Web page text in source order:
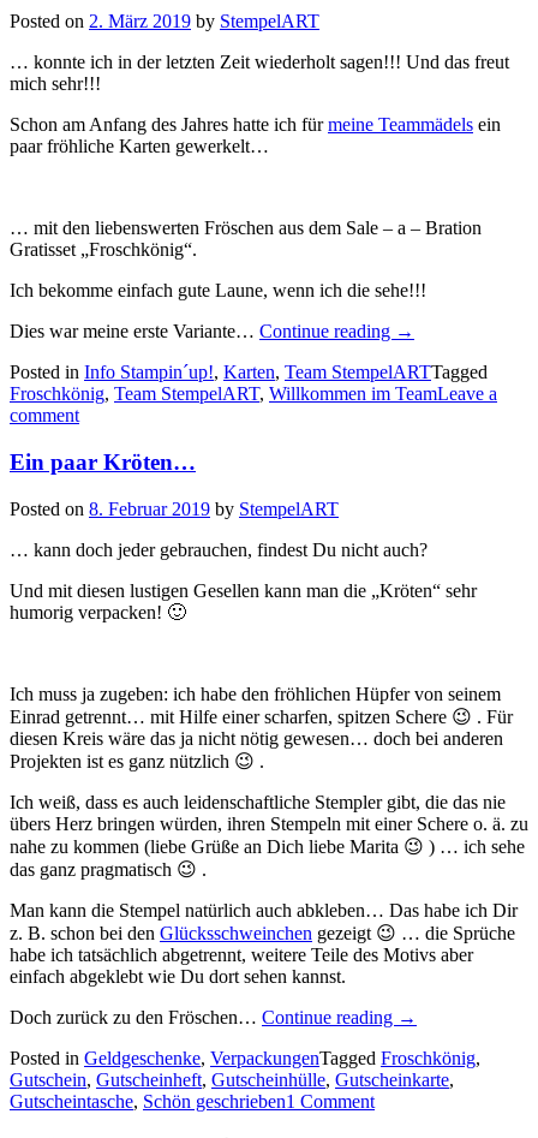
Posted on 2. März 2019 by StempelART
… konnte ich in der letzten Zeit wiederholt sagen!!! Und das freut
mich sehr!!!
Schon am Anfang des Jahres hatte ich fürmeine Teammädels ein
paar fröhliche Karten gewerkelt…
… mit den liebenswerten Fröschen aus dem Sale – a – Bration
Gratisset „Froschkönig“.
Ich bekomme einfach gute Laune, wenn ich die sehe!!!
Dies war meine erste Variante… Continue reading „Willkommen
Team!!!…“
→
Posted in Info Stampin´up!, Karten, Team StempelARTTagged
Froschkönig, Team StempelART, Willkommen im TeamLeave a
comment
Ein paar Kröten…
Posted on 8. Februar 2019 by StempelART
… kann doch jeder gebrauchen, findest Du nicht auch?
Und mit diesen lustigen Gesellen kann man die „Kröten“ sehr
humorig verpacken! 🙂
Ich muss ja zugeben: ich habe den fröhlichen Hüpfer von seinem
Einrad getrennt… mit Hilfe einer scharfen, spitzen Schere 😉 . Für
diesen Kreis wäre das ja nicht nötig gewesen… doch bei anderen
Projekten ist es ganz nützlich 😉 .
Ich weiß, dass es auch leidenschaftliche Stempler gibt, die das nie
übers Herz bringen würden, ihren Stempeln mit einer Schere o. ä. zu
nahe zu kommen (liebe Grüße an Dich liebe Marita 😉 ) … ich sehe
das ganz pragmatisch 😉 .
Man kann die Stempel natürlich auch abkleben… Das habe ich Dir
z. B. schon bei den Glücksschweinchen gezeigt 😉 … die Sprüche
habe ich tatsächlich abgetrennt, weitere Teile des Motivs aber
einfach abgeklebt wie Du dort sehen kannst.
Doch zurück zu den Fröschen… Continue reading „Ein
Kröten…“
→
Posted in Geldgeschenke, VerpackungenTagged Froschkönig,
Gutschein, Gutscheinheft, Gutscheinhülle, Gutscheinkarte,
Gutscheintasche, Schön geschrieben1 Comment